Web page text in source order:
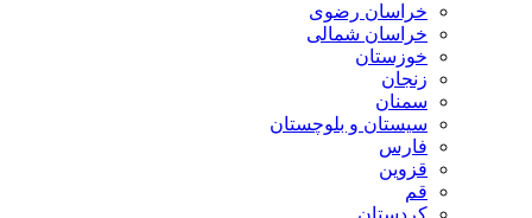
خراسان رضوی
خراسان شمالی
خوزستان
زنجان
سمنان
سیستان و بلوچستان
فارس
قزوین
قم
کردستان